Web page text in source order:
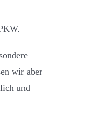
wir aber
und